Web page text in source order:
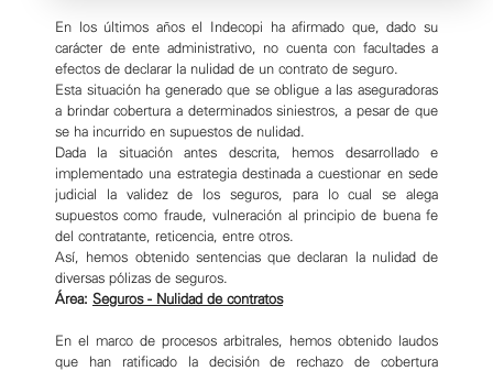
En los últimos años el Indecopi ha afirmado que, dado su
carácter de ente administrativo, no cuenta con facultades a
efectos de declarar la nulidad de un contrato de seguro.
Esta situación ha generado que se obligue a las aseguradoras
a brindar cobertura a determinados siniestros, a pesar de que
se ha incurrido en supuestos de nulidad.
Dada la situación antes descrita, hemos desarrollado e
implementado una estrategia destinada a cuestionar en sede
judicial la validez de los seguros, para lo cual se alega
supuestos como fraude, vulneración al principio de buena fe
del contratante, reticencia, entre otros.
Así, hemos obtenido sentencias que declaran la nulidad de
diversas pólizas de seguros.
Área: Seguros - Nulidad de contratos
En el marco de procesos arbitrales, hemos obtenido laudos
que han ratificado la decisión de rechazo de cobertura